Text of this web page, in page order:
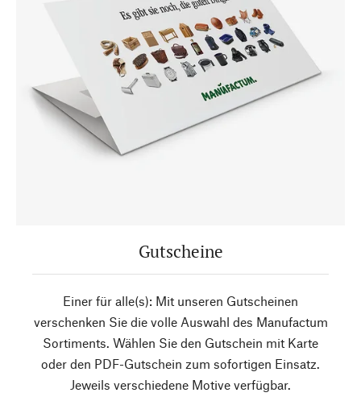
Gutscheine
Einer für alle(s): Mit unseren Gutscheinen
verschenken Sie die volle Auswahl des Manufactum
Sortiments. Wählen Sie den Gutschein mit Karte
oder den PDF-Gutschein zum sofortigen Einsatz.
Jeweils verschiedene Motive verfügbar.